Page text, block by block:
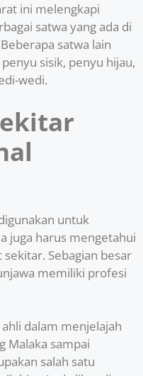
ini melengkapi
satwa yang ada di
satwa lain
sisik, penyu hijau,
wedi.
untuk
juga harus mengetahui
Sebagian besar
memiliki profesi
dalam menjelajah
Malaka sampai
salah satu